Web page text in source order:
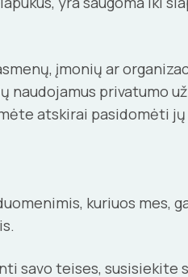
įmonių ar
privatumo
atskirai pasidomėti
kuriuos mes,
savo teises,